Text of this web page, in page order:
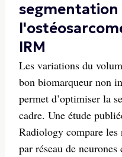
IRM
Les variations du
bon biomarqueur non
permet d’optimiser la
cadre. Une étude
Radiology compare les
par réseau de